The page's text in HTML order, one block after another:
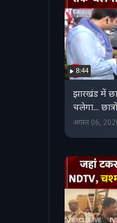
8:44
झारखंड में
चलेगा...
अगस्त 06,